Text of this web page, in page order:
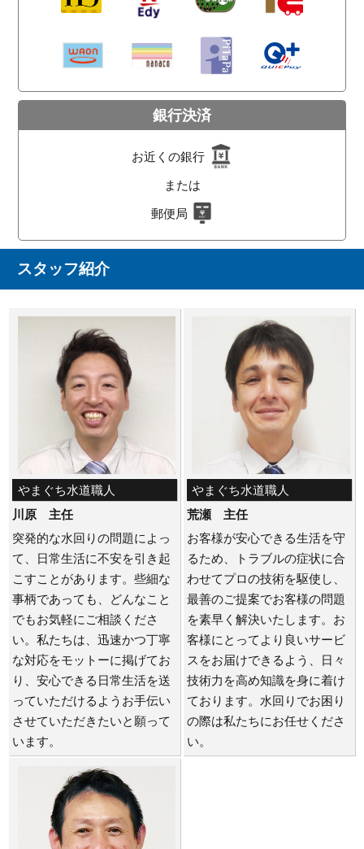
銀行決済
お近くの銀行
または
郵便局
スタッフ紹介
やまぐち水道職人
川原 主任
突発的な水回りの問題によっ
て、日常生活に不安を引き起
こすことがあります。些細な
事柄であっても、どんなこと
でもお気軽にご相談くださ
い。私たちは、迅速かつ丁寧
な対応をモットーに掲げてお
り、安心できる日常生活を送
っていただけるようお手伝い
させていただきたいと願って
います。
やまぐち水道職人
荒瀬 主任
お客様が安心できる生活を守
るため、トラブルの症状に合
わせてプロの技術を駆使し、
最善のご提案でお客様の問題
を素早く解決いたします。お
客様にとってより良いサービ
スをお届けできるよう、日々
技術力を高め知識を身に着け
ております。水回りでお困り
の際は私たちにお任せくださ
い。